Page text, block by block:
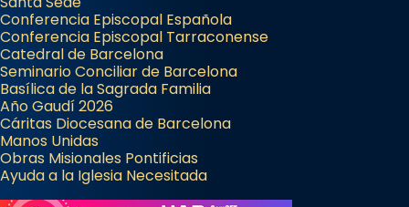
Conferencia Episcopal Española
Conferencia Episcopal Tarraconense
Catedral de Barcelona
Seminario Conciliar de Barcelona
Basílica de la Sagrada Familia
Año Gaudí 2026
Cáritas Diocesana de Barcelona
Manos Unidas
Obras Misionales Pontificias
Ayuda a la Iglesia Necesitada